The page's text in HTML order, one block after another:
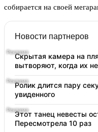
собирается на своей
Новости партнеров
Скрытая камера на
вытворяют, когда их
Ролик длится пару
увиденного
Этот танец невесты
Пересмотрела 10 раз